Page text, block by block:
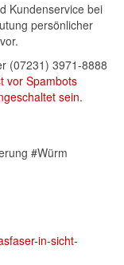
Kundenservice bei
persönlicher
(07231) 3971-8888
vor Spambots
sein.
#Würm
in-sicht-